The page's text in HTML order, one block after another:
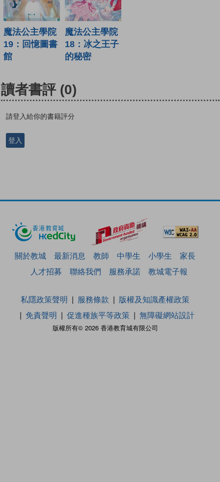
魔法公主學院
19：回憶圖書
館
魔法公主學院
18：冰之王子
的秘密
讀者書評 (0)
請登入給你的書籍評分
登入
關於教城 最新消息 教師 中學生 小學生
家長
人才招募
聯絡我們 服務承諾 教城電子報
版權所有© 2026 香港教育城有限公司
私隱政策聲明 服務條款
版權及知識產權政策
免責聲明
促進種族平等政策 無障礙網站設計